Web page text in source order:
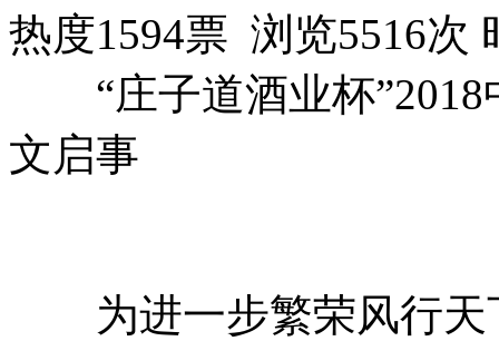
热度1594票 浏览5516次
“庄子道酒业杯”2018
文启事
为进一步繁荣风行天